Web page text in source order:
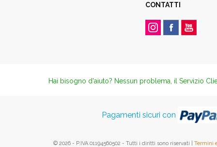
CONTATTI
Hai bisogno d'aiuto? Nessun problema, il Servizio
Pagamenti sicuri con
© 2026 - P.IVA 01194560502 - Tutti i diritti sono riservati | Termini